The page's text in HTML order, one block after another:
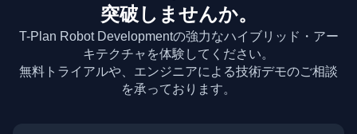
突破しませんか。
T-Plan Robot Developmentの強力なハイブリッド・アー
キテクチャを体験してください。
無料トライアルや、エンジニアによる技術デモのご相談
を承っております。